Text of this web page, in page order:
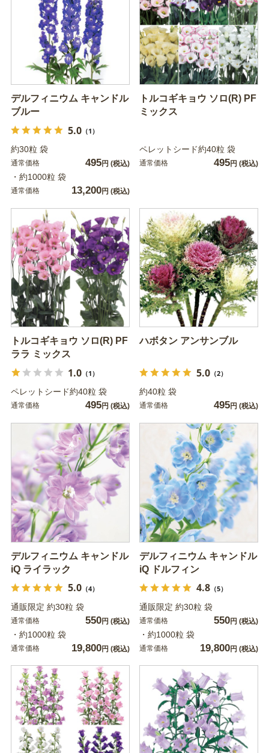
デルフィニウム キャンドル
ブルー
5.0（1）
約30粒 袋
通常価格 495円 (税込)
・約1000粒 袋
通常価格 13,200円 (税込)
トルコギキョウ ソロ(R) PF
ミックス
ペレットシード約40粒 袋
通常価格 495円 (税込)
トルコギキョウ ソロ(R) PF
ララ ミックス
1.0（1）
ペレットシード約40粒 袋
通常価格 495円 (税込)
ハボタン アンサンブル
5.0（2）
約40粒 袋
通常価格 495円 (税込)
デルフィニウム キャンドル
iQ ライラック
5.0（4）
通販限定 約30粒 袋
通常価格 550円 (税込)
・約1000粒 袋
通常価格 19,800円 (税込)
デルフィニウム キャンドル
iQ ドルフィン
4.8（5）
通販限定 約30粒 袋
通常価格 550円 (税込)
・約1000粒 袋
通常価格 19,800円 (税込)